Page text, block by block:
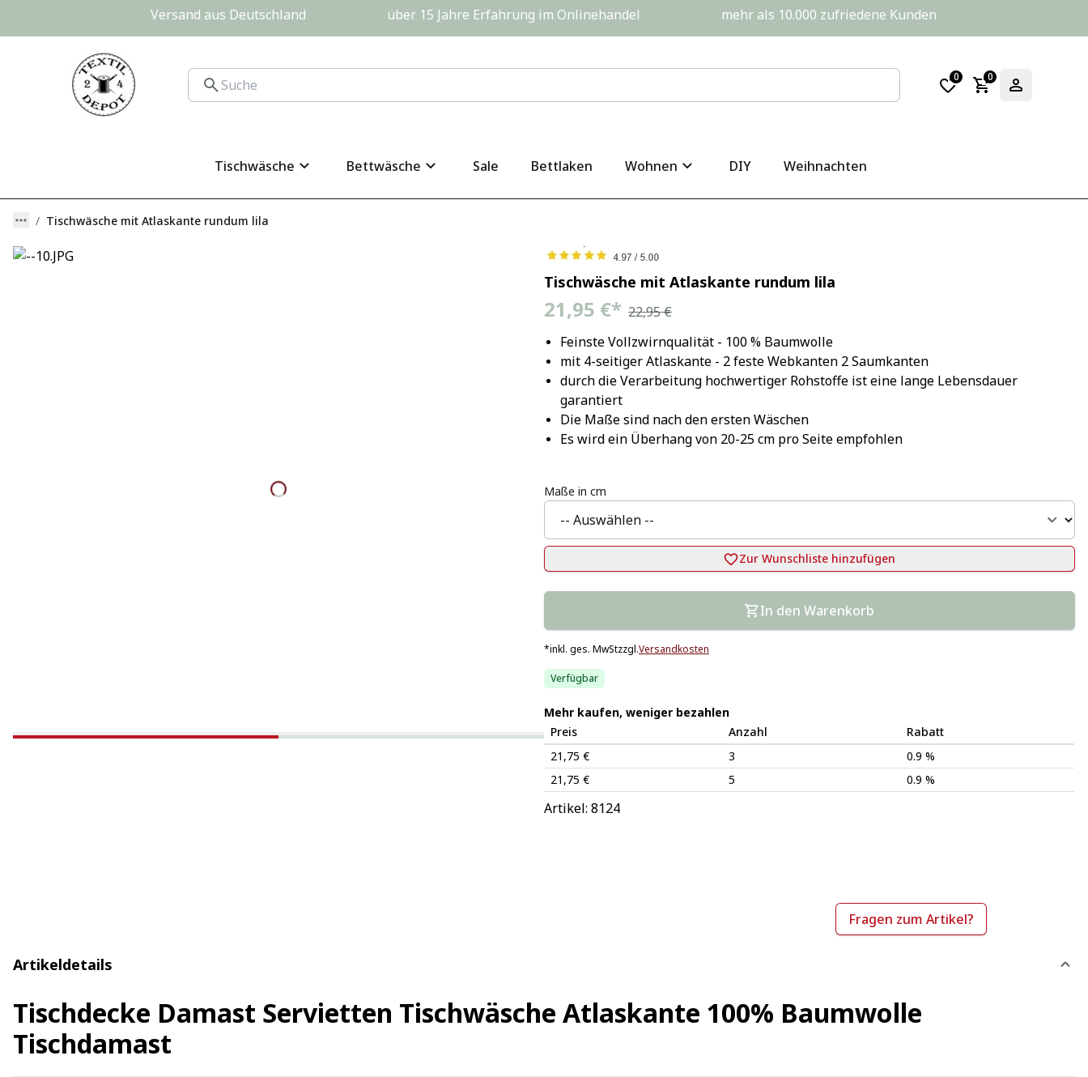
Versand aus Deutschland                         über 15 Jahre Erfahrung im Onlinehandel                         mehr als 10.000 zufriedene Kunden
0 0
Tischwäsche Bettwäsche Sale Bettlaken Wohnen DIY Weihnachten
Tischwäsche mit Atlaskante rundum lila
Tischwäsche mit Atlaskante rundum lila
21,95 €* 22,95 €
Feinste Vollzwirnqualität - 100 % Baumwolle
mit 4-seitiger Atlaskante - 2 feste Webkanten 2 Saumkanten
durch die Verarbeitung hochwertiger Rohstoffe ist eine lange Lebensdauer
garantiert
Die Maße sind nach den ersten Wäschen
Es wird ein Überhang von 20-25 cm pro Seite empfohlen
Maße in cm
Zur Wunschliste hinzufügen
In den Warenkorb
*inkl. ges. MwStzzgl.Versandkosten
Verfügbar
Mehr kaufen, weniger bezahlen
Preis
Anzahl
Rabatt
21,75 €
3
0.9 %
21,75 €
5 0.9 %
Artikel: 8124
Fragen zum Artikel?
Artikeldetails
Tischdecke Damast Servietten Tischwäsche Atlaskante 100% Baumwolle
Tischdamast